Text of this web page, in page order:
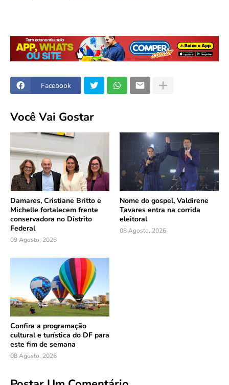
Facebook
Você Vai Gostar
Damares, Cristiane Britto e
Michelle fortalecem frente
conservadora no Distrito
Federal
09 Agosto, 2026
Nome do gospel, Valdirene
Tavares entra na corrida
eleitoral
08 Agosto, 2026
Confira a programação
cultural e turística do DF para
este fim de semana
08 Agosto, 2026